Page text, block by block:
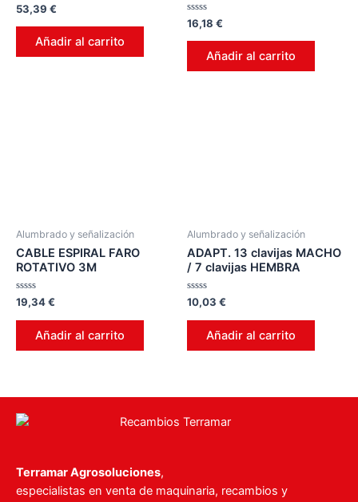
Valorado
en
0
53,39 €
Añadir al carrito
Valorado
en
0
16,18 €
Añadir al carrito
Alumbrado y señalización
CABLE ESPIRAL FARO
ROTATIVO 3M
Valorado
0
19,34€
Añadir al carrito
Alumbrado y señalización
ADAPT. 13 clavijas MACHO
/ 7 clavijas HEMBRA
Valorado
en
0
10,03 €
Añadir al carrito
Terramar Agrosoluciones,
especialistas en venta de maquinaria, recambios y